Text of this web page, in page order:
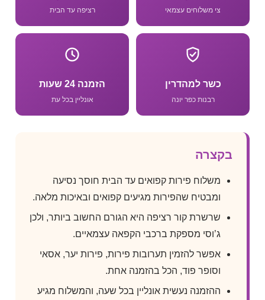
צי משלוחים עצמאי רציפה עד הבית
כשר למהדרין
רבנות כפר יונה
הזמנה 24 שעות
אונליין בכל עת
בקצרה
משלוח פירות קפואים עד הבית חוסך נסיעה
ומבטיח שהפירות מגיעים קפואים ובאיכות מלאה.
שרשרת קור רציפה היא הגורם החשוב ביותר, ולכן
ג’וסי מספקת ברכבי הקפאה עצמאיים.
אפשר להזמין תערובות פירות, פירות יער, אסאי
וסופר פוד, הכל בהזמנה אחת.
ההזמנה נעשית אונליין בכל שעה, והמשלוח מגיע